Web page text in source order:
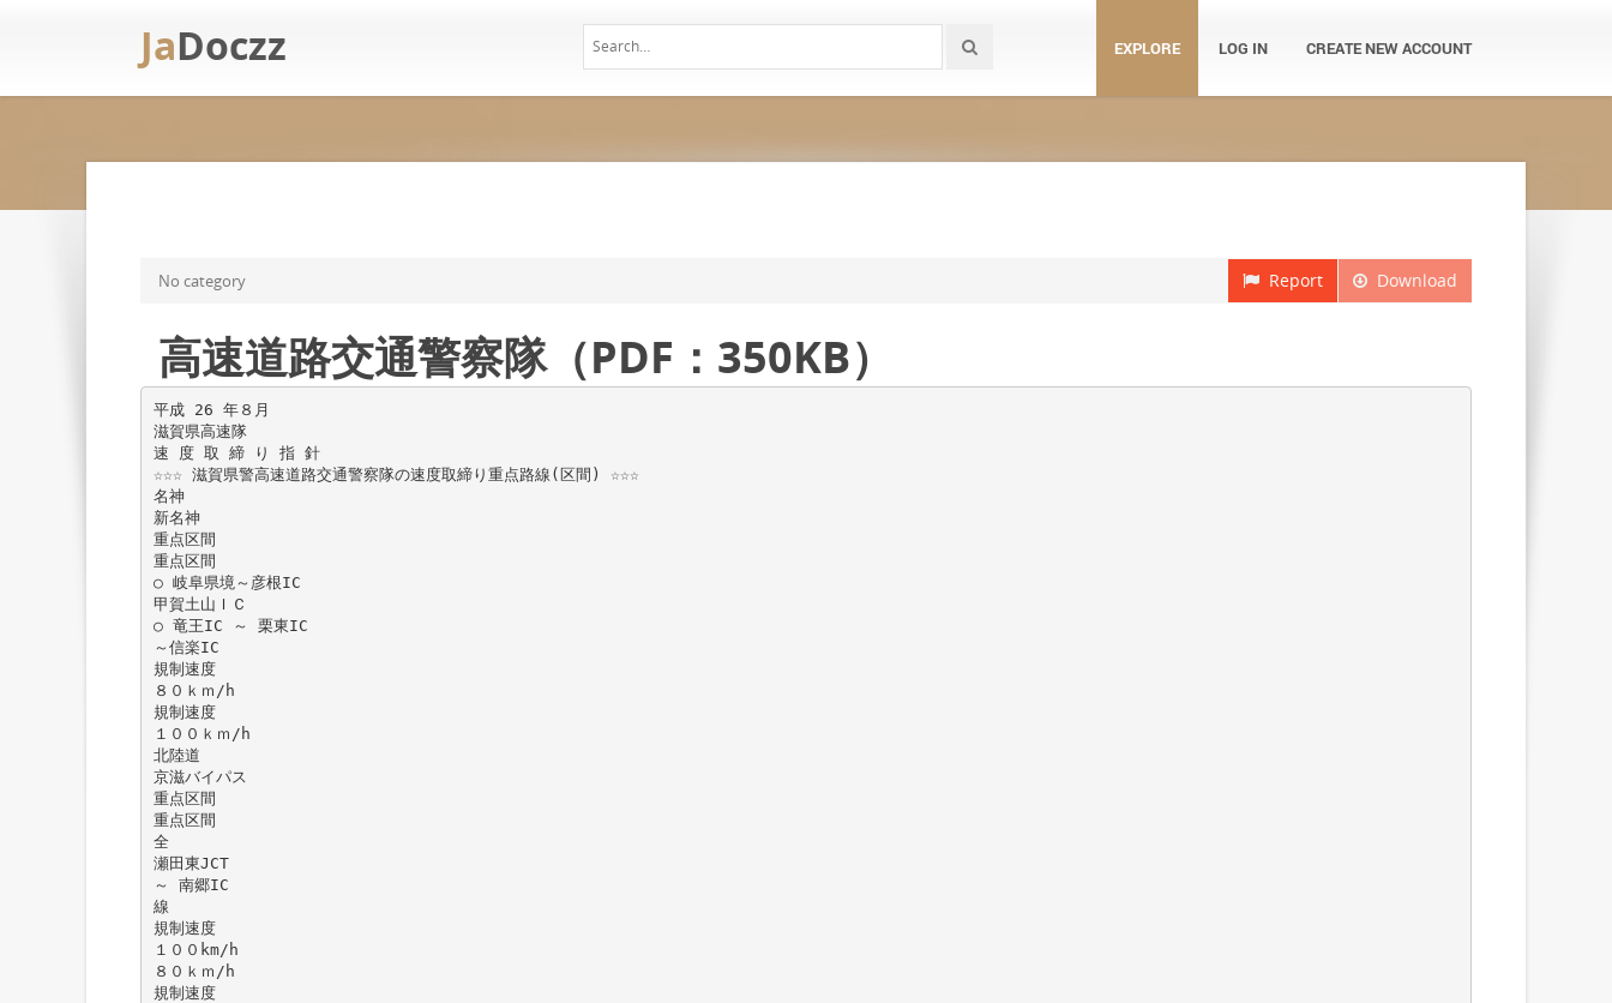
JaDoczz EXPLORE LOG IN CREATE NEW ACCOUNT
Download
Report
No category
高速道路交通警察隊（PDF：350KB）
平成 26 年８月
滋賀県高速隊
速 度 取 締 り 指 針
☆☆☆ 滋賀県警高速道路交通警察隊の速度取締り重点路線(区間) ☆☆☆
名神
新名神
重点区間
重点区間
○ 岐阜県境～彦根IC
甲賀土山ＩＣ
○ 竜王IC ～ 栗東IC
～信楽IC
規制速度
８０ｋｍ/h
規制速度
１００ｋｍ/h
北陸道
京滋バイパス
重点区間
重点区間
全
瀬田東JCT
～ 南郷IC
線
規制速度
１００km/h
８０ｋｍ/h
規制速度